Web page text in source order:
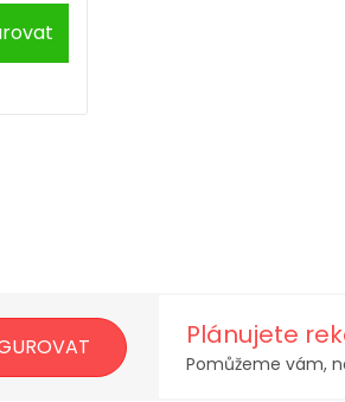
Plánujete
Pomůžeme vám,